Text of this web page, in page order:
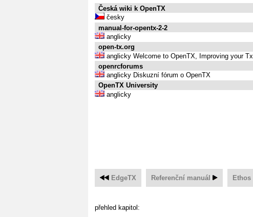
Česká wiki k OpenTX
česky
manual-for-opentx-2-2
anglicky
open-tx.org
anglicky Welcome to OpenTX, Improving your Tx
openrcforums
anglicky Diskuzní fórum o OpenTX
OpenTX University
anglicky
EdgeTX Referenční manuál Ethos
přehled kapitol: